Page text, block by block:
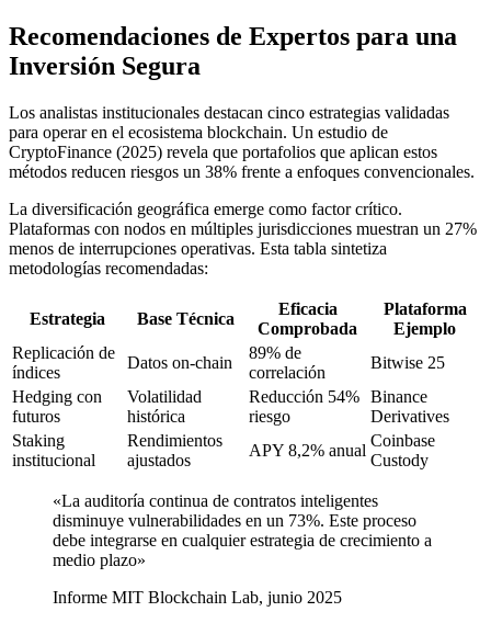
Recomendaciones de Expertos para una
Inversión Segura
Los analistas institucionales destacan cinco estrategias validadas
para operar en el ecosistema blockchain. Un estudio de
CryptoFinance (2025) revela que portafolios que aplican estos
métodos reducen riesgos un 38% frente a enfoques convencionales.
La diversificación geográfica emerge como factor crítico.
Plataformas con nodos en múltiples jurisdicciones muestran un 27%
menos de interrupciones operativas. Esta tabla sintetiza
metodologías recomendadas:
Estrategia Base Técnica
Eficacia
Comprobada
Plataforma
Ejemplo
Replicación de
índices
Datos on-chain
89% de
correlación
Bitwise 25
Hedging con
futuros
Volatilidad
histórica
Reducción 54%
riesgo
Binance
Derivatives
Staking
institucional
Rendimientos
ajustados
APY 8,2% anual
Coinbase
Custody
«La auditoría continua de contratos inteligentes
disminuye vulnerabilidades en un 73%. Este proceso
debe integrarse en cualquier estrategia de crecimiento a
medio plazo»
Informe MIT Blockchain Lab, junio 2025